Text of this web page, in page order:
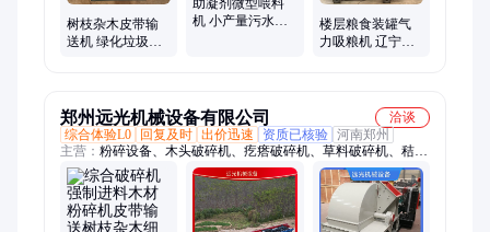
树枝杂木皮带输
送机 绿化垃圾皮
助凝剂微型喂料
机 小产量污水处
楼层粮食装罐气
力吸粮机 辽宁粮
郑州远光机械设备有限公司
洽谈
综合体验L0
回复及时 出价迅速 资质已核验 河南郑州
主营： 粉碎设备、木头破碎机、疙瘩破碎机、草料破碎机、秸秆
碎枝机、木材削片机、鼓式削片机、进料粉碎机、优质剥皮机、
盘式切片机、锯末粉碎机、树枝粉碎机、木材粉碎机、树根切片
粉碎机